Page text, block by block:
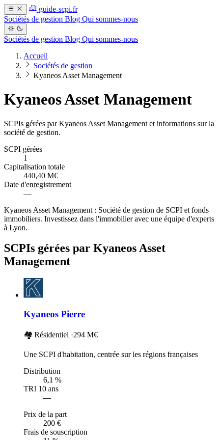
guide-scpi.fr
Sociétés de gestion Blog Qui sommes-nous
Sociétés de gestion Blog Qui sommes-nous
Accueil
Sociétés de gestion
Kyaneos Asset Management
Kyaneos Asset Management
SCPIs gérées par Kyaneos Asset Management et informations sur la
société de gestion.
SCPI gérées
1
Capitalisation totale
440,40 M€
Date d'enregistrement
—
Kyaneos Asset Management : Société de gestion de SCPI et fonds
immobiliers. Investissez dans l'immobilier avec une équipe d'experts
à Lyon.
SCPIs gérées par Kyaneos Asset
Management
Kyaneos Pierre
🏘️ Résidentiel ·294 M€
Une SCPI d'habitation, centrée sur les régions françaises
Distribution
6,1 %
TRI 10 ans
—
Prix de la part
200 €
Frais de souscription